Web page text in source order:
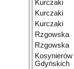
Kurczaki
Kurczaki
Kurczaki
Rzgowska
Rzgowska
Kosynierów
Gdyńskich